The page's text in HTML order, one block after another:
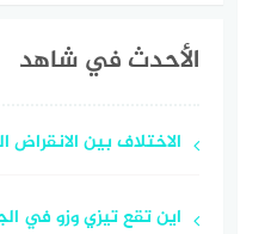
الأحدث في شاهد
الاختلاف بين
اين تقع تيزي وزو في